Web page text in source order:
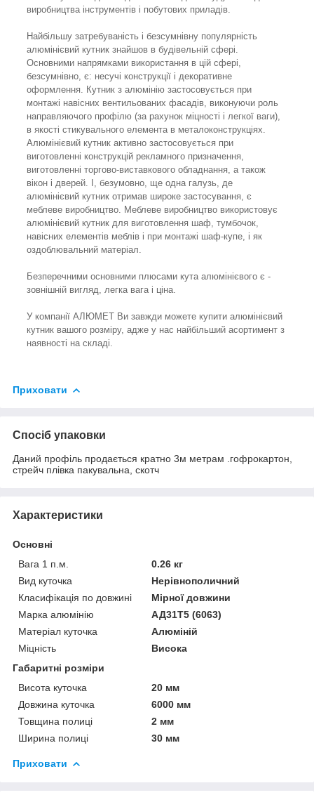
виробництва інструментів і побутових приладів.
Найбільшу затребуваність і безсумнівну популярність
алюмінієвий кутник знайшов в будівельній сфері.
Основними напрямками використання в цій сфері,
безсумнівно, є: несучі конструкції і декоративне
оформлення. Кутник з алюмінію застосовується при
монтажі навісних вентильованих фасадів, виконуючи роль
направляючого профілю (за рахунок міцності і легкої ваги),
в якості стикувального елемента в металоконструкціях.
Алюмінієвий кутник активно застосовується при
виготовленні конструкцій рекламного призначення,
виготовленні торгово-виставкового обладнання, а також
вікон і дверей. І, безумовно, ще одна галузь, де
алюмінієвий кутник отримав широке застосування, є
меблеве виробництво. Меблеве виробництво використовує
алюмінієвий кутник для виготовлення шаф, тумбочок,
навісних елементів меблів і при монтажі шаф-купе, і як
оздоблювальний матеріал.
Безперечними основними плюсами кута алюмінієвого є -
зовнішній вигляд, легка вага і ціна.
У компанії АЛЮМЕТ Ви завжди можете купити алюмінієвий
кутник вашого розміру, адже у нас найбільший асортимент з
наявності на складі.
Приховати
Спосіб упаковки
Даний профіль продається кратно 3м метрам .гофрокартон,
стрейч плівка пакувальна, скотч
Характеристики
Основні
Вага 1 п.м.
0.26 кг
Вид куточка
Нерівнополичний
Класифікація по довжині
Мірної довжини
Марка алюмінію
АД31Т5 (6063)
Матеріал куточка
Алюміній
Міцність
Висока
Габаритні розміри
Висота куточка
20 мм
Довжина куточка
6000 мм
Товщина полиці
2 мм
Ширина полиці
30 мм
Приховати